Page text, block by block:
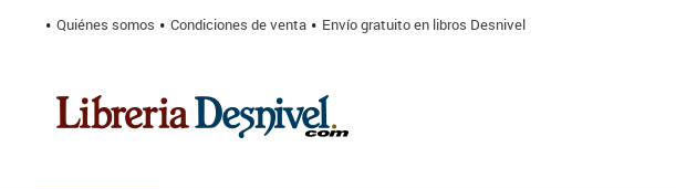
Quiénes somos Condiciones de venta Envío gratuito en libros Desnivel